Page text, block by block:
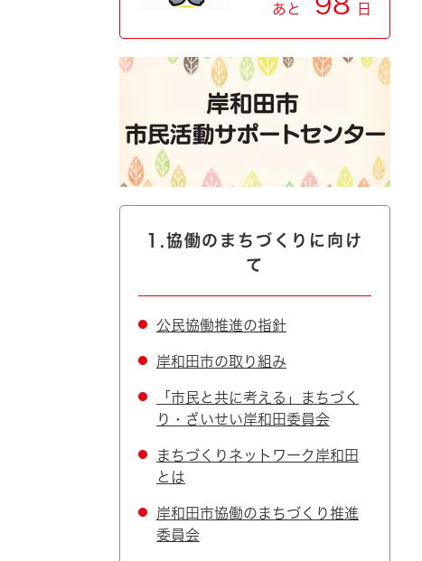
あと 日
1.協働のまちづくりに向け
て
公民協働推進の指針
岸和田市の取り組み
「市民と共に考える」まちづく
り・ざいせい岸和田委員会
まちづくりネットワーク岸和田
とは
岸和田市協働のまちづくり推進
委員会